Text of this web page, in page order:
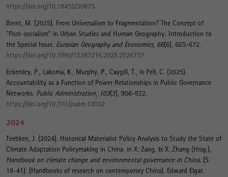
https://doi.org/10.18452/30875
Bernt, M. (2025). From Universalism to Fragmentation? The Concept of
“Post-socialism” in Urban Studies and Human Geography: Introduction to
the Special Issue Eurasian Geography and Economics, 66(6), 665-672.
https://doi.org/10.1080/15387216.2025.2526757
Eckersley, P., Lakoma, K., Murphy, P., Caygill, T., & Pell, C. (2025).
Accountability as a Function of Power Relationships in Public Governance
Networks Public Administration 103(3), 906-922.
https://doi.org/10.1111/padm.13032
2024
Teebken, J. (2024). Historical Materialist Policy Analysis to Study the State of
Climate Adaptation Policymaking in China . in X. Zang, & X. Zhang (Hrsg.),
Handbook on climate change and environmental governance in China. (S.
19-41). (Handbooks of research on contemporary China). Edward Elgar.